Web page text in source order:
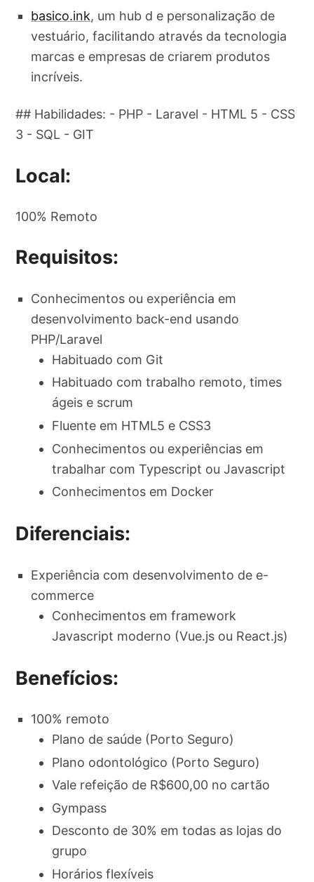
basico.ink, um hub d e personalização de
vestuário, facilitando através da tecnologia
marcas e empresas de criarem produtos
incríveis.
## Habilidades: - PHP - Laravel - HTML 5 - CSS
3 - SQL - GIT
Local:
100% Remoto
Requisitos:
Conhecimentos ou experiência em
desenvolvimento back-end usando
PHP/Laravel
Habituado com Git
Habituado com trabalho remoto, times
ágeis e scrum
Fluente em HTML5 e CSS3
Conhecimentos ou experiências em
trabalhar com Typescript ou Javascript
Conhecimentos em Docker
Diferenciais:
Experiência com desenvolvimento de e-
commerce
Conhecimentos em framework
Javascript moderno (Vue.js ou React.js)
Benefícios:
100% remoto
Plano de saúde (Porto Seguro)
Plano odontológico (Porto Seguro)
Vale refeição de R$600,00 no cartão
Gympass
Desconto de 30% em todas as lojas do
grupo
Horários flexíveis